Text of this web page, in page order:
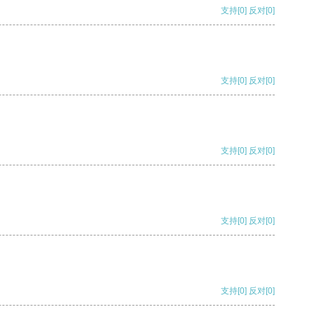
支持[0] 反对[0]
支持[0] 反对[0]
支持[0] 反对[0]
支持[0] 反对[0]
支持[0] 反对[0]